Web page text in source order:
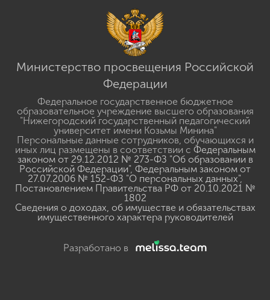
Министерство просвещения Российской
Федерации
Федеральное государственное бюджетное
образовательное учреждение высшего образования
"Нижегородский государственный педагогический
университет имени Козьмы Минина"
Персональные данные сотрудников, обучающихся и
иных лиц размещены в соответствии с Федеральным
законом от 29.12.2012 № 273-ФЗ "Об образовании в
Российской Федерации", Федеральным законом от
27.07.2006 № 152-ФЗ "О персональных данных",
Постановлением Правительства РФ от 20.10.2021 №
1802
Сведения о доходах, об имуществе и обязательствах
имущественного характера руководителей
Разработано в